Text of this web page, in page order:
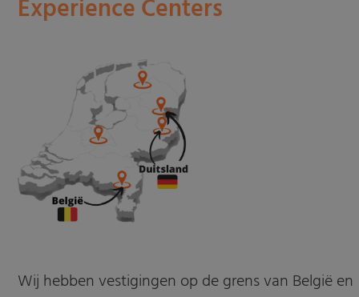
Experience Centers
Wij hebben vestigingen op de grens van België en